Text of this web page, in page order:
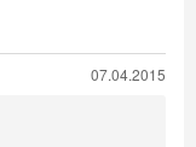
07.04.2015